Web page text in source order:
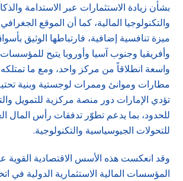
بشأن زيادة الاستثمارات عبر الاستدامة
والتكنولوجيا المالية، كما أن الموقع
ميزة تنافسية إضافية، فارتباطها الوثيق
وأفريقيا وجنوب آسيا وأوروبا يتيح
واسعة انطلاقاً من مركز واحد، ومع ما
مطارات وموانئ وممرات لوجستية وبنية
تؤدي الإمارات دور منصة مركزية للتمويل
للحدود، بما يدعم تطوّر تدفقات رأس المال
للتحولات الجيوسياسية والتكنولوجية.
وقد انعكست هذه الأسس الاقتصادية القوية
المؤسسات المالية الاستثمارية الدولية في